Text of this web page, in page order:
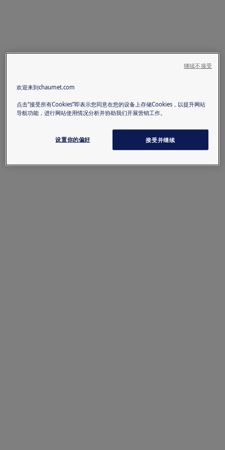
欢迎来到chaumet.com
点击“接受所有Cookies”即表示您同意在您的设备上存储Cookies，以提升网站
导航功能，进行网站使用情况分析并协助我们开展营销工作。
设置你的偏好 接受并继续
继续不接受